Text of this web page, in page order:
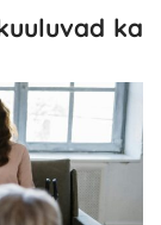
ka